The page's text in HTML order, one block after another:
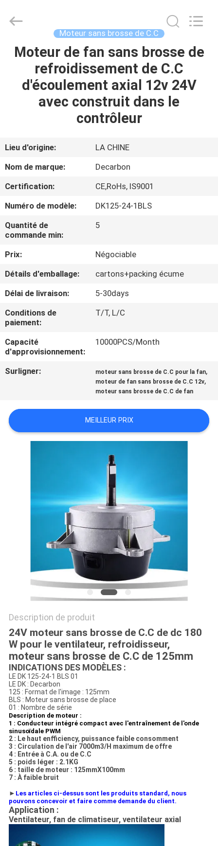
APERÇU
PRODUITS
A
PROPOS
NOUS
VISITE
D'USINE
CONTRÔLE
DE
LA
QUALITÉ
CONTACT
TOUS
LES
DE
SOUMISSION
DE
CONFIDENTIALITÉ
Motor
Technology
Reserved.
Moteur sans brosse de C.C
Moteur de fan sans brosse de
refroidissement de C.C
d'écoulement axial 12v 24V
avec construit dans le
contrôleur
Lieu d'origine:
LA CHINE
Nom de marque:
Decarbon
Certification:
CE,RoHs, IS9001
Numéro de modèle:
DK125-24-1BLS
Quantité de
commande min:
5
Prix:
Négociable
Détails d'emballage:
cartons+packing écume
Délai de livraison:
5-30days
Conditions de
paiement:
T/T, L/C
Capacité
d'approvisionnement:
10000PCS/Month
Surligner: moteur sans brosse de C.C pour la fan,
moteur de fan sans brosse de C.C 12v,
moteur sans brosse de C.C de fan
MEILLEUR PRIX
Description de produit
24V moteur sans brosse de C.C de dc 180
W pour le ventilateur, refroidisseur,
moteur sans brosse de C.C de 125mm
INDICATIONS DES MODÈLES :
LE DK 125-24-1 BLS 01
LE DK : Decarbon
125 : Format de l'image : 125mm
BLS : Moteur sans brosse de place
01 : Nombre de série
Description de moteur :
1 : Conducteur intégré compact avec l'entraînement de l'onde
sinusoïdale PWM
2 : Le haut enfficiency, puissance faible consomment
3 : Circulation de l'air 7000m3/H maximum de offre
4 : Entrée à C.A. ou de C.C
5 : poids léger : 2.1KG
6 : taille de moteur : 125mmX100mm
7 : À faible bruit
► Les articles ci-dessus sont les produits standard, nous
pouvons concevoir et faire comme demande du client.
Application :
Ventilateur, fan de climatiseur, ventilateur axial